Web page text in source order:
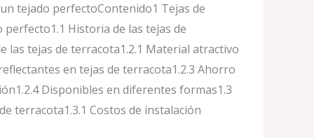
tejado perfectoContenido1 Tejas de
Historia de las tejas de
las tejas de terracota1.2.1 Material atractivo
en tejas de terracota1.2.3 Ahorro
Disponibles en diferentes formas1.3
terracota1.3.1 Costos de instalación